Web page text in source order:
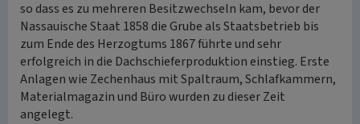
so dass es zu mehreren Besitzwechseln kam, bevor der
Nassauische Staat 1858 die Grube als Staatsbetrieb bis
zum Ende des Herzogtums 1867 führte und sehr
erfolgreich in die Dachschieferproduktion einstieg. Erste
Anlagen wie Zechenhaus mit Spaltraum, Schlafkammern,
Materialmagazin und Büro wurden zu dieser Zeit
angelegt.